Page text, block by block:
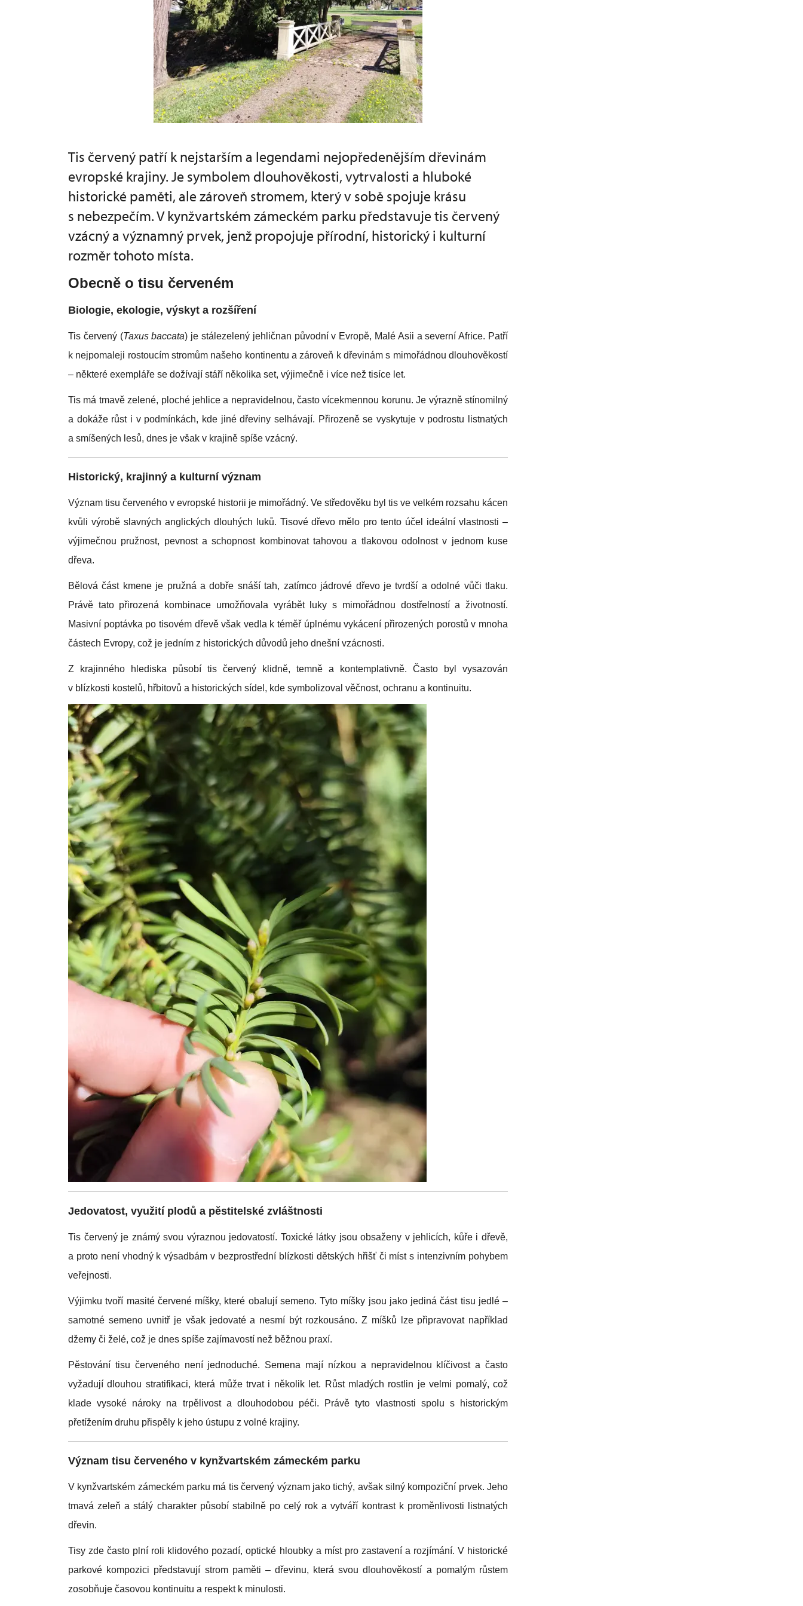
Tis červený patří k nejstarším a legendami nejopředenějším dřevinám
evropské krajiny. Je symbolem dlouhověkosti, vytrvalosti a hluboké
historické paměti, ale zároveň stromem, který v sobě spojuje krásu
s nebezpečím. V kynžvartském zámeckém parku představuje tis červený
vzácný a významný prvek, jenž propojuje přírodní, historický i kulturní
rozměr tohoto místa.
Obecně o tisu červeném
Biologie, ekologie, výskyt a rozšíření
Tis červený (Taxus baccata) je stálezelený jehličnan původní v Evropě, Malé Asii a severní Africe. Patří
k nejpomaleji rostoucím stromům našeho kontinentu a zároveň k dřevinám s mimořádnou dlouhověkostí
– některé exempláře se dožívají stáří několika set, výjimečně i více než tisíce let.
Tis má tmavě zelené, ploché jehlice a nepravidelnou, často vícekmennou korunu. Je výrazně stínomilný
a dokáže růst i v podmínkách, kde jiné dřeviny selhávají. Přirozeně se vyskytuje v podrostu listnatých
a smíšených lesů, dnes je však v krajině spíše vzácný.
Historický, krajinný a kulturní význam
Význam tisu červeného v evropské historii je mimořádný. Ve středověku byl tis ve velkém rozsahu kácen
kvůli výrobě slavných anglických dlouhých luků. Tisové dřevo mělo pro tento účel ideální vlastnosti –
výjimečnou pružnost, pevnost a schopnost kombinovat tahovou a tlakovou odolnost v jednom kuse
dřeva.
Bělová část kmene je pružná a dobře snáší tah, zatímco jádrové dřevo je tvrdší a odolné vůči tlaku.
Právě tato přirozená kombinace umožňovala vyrábět luky s mimořádnou dostřelností a životností.
Masivní poptávka po tisovém dřevě však vedla k téměř úplnému vykácení přirozených porostů v mnoha
částech Evropy, což je jedním z historických důvodů jeho dnešní vzácnosti.
Z krajinného hlediska působí tis červený klidně, temně a kontemplativně. Často byl vysazován
v blízkosti kostelů, hřbitovů a historických sídel, kde symbolizoval věčnost, ochranu a kontinuitu.
Jedovatost, využití plodů a pěstitelské zvláštnosti
Tis červený je známý svou výraznou jedovatostí. Toxické látky jsou obsaženy v jehlicích, kůře i dřevě,
a proto není vhodný k výsadbám v bezprostřední blízkosti dětských hřišť či míst s intenzivním pohybem
veřejnosti.
Výjimku tvoří masité červené míšky, které obalují semeno. Tyto míšky jsou jako jediná část tisu jedlé –
samotné semeno uvnitř je však jedovaté a nesmí být rozkousáno. Z míšků lze připravovat například
džemy či želé, což je dnes spíše zajímavostí než běžnou praxí.
Pěstování tisu červeného není jednoduché. Semena mají nízkou a nepravidelnou klíčivost a často
vyžadují dlouhou stratifikaci, která může trvat i několik let. Růst mladých rostlin je velmi pomalý, což
klade vysoké nároky na trpělivost a dlouhodobou péči. Právě tyto vlastnosti spolu s historickým
přetížením druhu přispěly k jeho ústupu z volné krajiny.
Význam tisu červeného v kynžvartském zámeckém parku
V kynžvartském zámeckém parku má tis červený význam jako tichý, avšak silný kompoziční prvek. Jeho
tmavá zeleň a stálý charakter působí stabilně po celý rok a vytváří kontrast k proměnlivosti listnatých
dřevin.
Tisy zde často plní roli klidového pozadí, optické hloubky a míst pro zastavení a rozjímání. V historické
parkové kompozici představují strom paměti – dřevinu, která svou dlouhověkostí a pomalým růstem
zosobňuje časovou kontinuitu a respekt k minulosti.